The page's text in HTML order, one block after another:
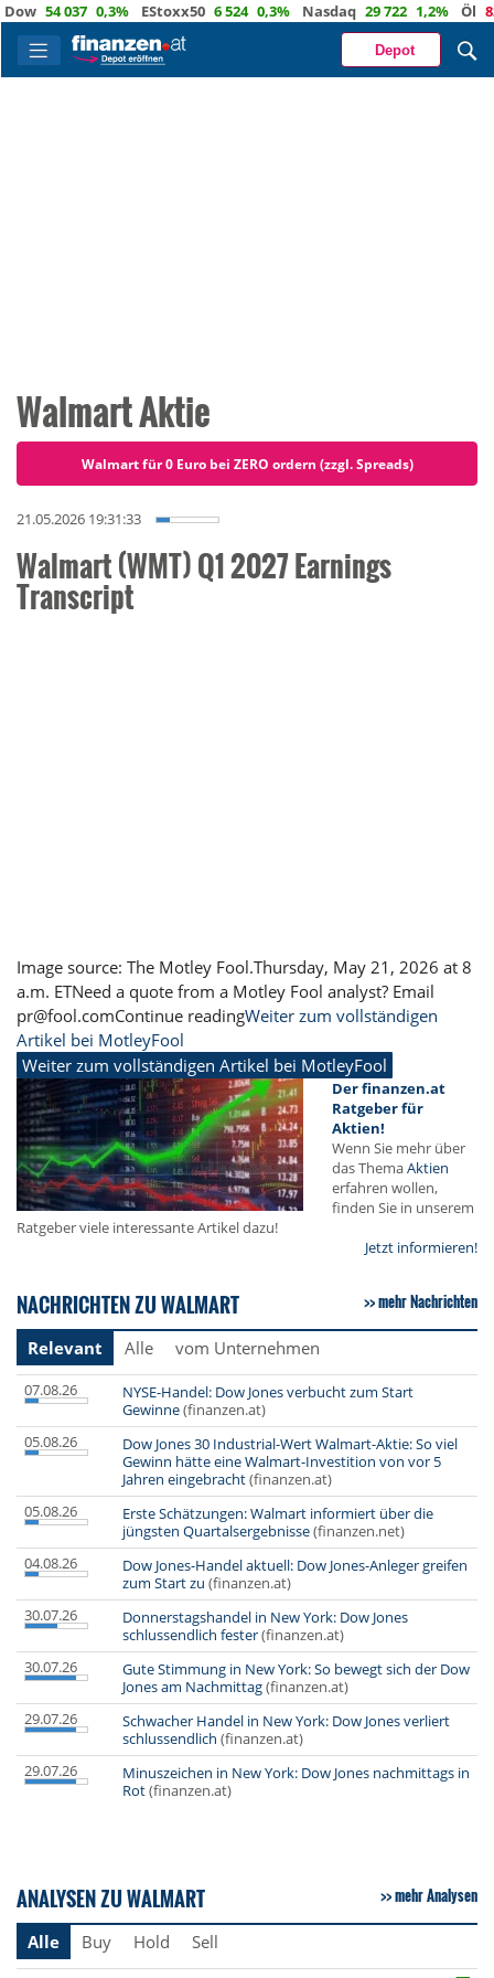
54 037 0,3% EStoxx50 6 524 0,3% Nasdaq 29 722 1,2% Öl 82,1
Depot
Walmart Aktie
Walmart für 0 Euro bei ZERO ordern (zzgl. Spreads)
21.05.2026 19:31:33
Walmart (WMT) Q1 2027 Earnings
Transcript
Image source: The Motley Fool.Thursday, May 21, 2026 at 8
a.m. ETNeed a quote from a Motley Fool analyst? Email
pr@fool.comContinue readingWeiter zum vollständigen
Artikel bei MotleyFool
Weiter zum vollständigen Artikel bei MotleyFool
Der finanzen.at
Ratgeber für
Aktien!
Wenn Sie mehr über
das ThemaAktien
erfahren wollen,
finden Sie in unserem
Ratgeber viele interessante Artikel dazu!
Jetzt informieren!
NACHRICHTEN ZU WALMART mehr Nachrichten
Relevant Alle vom Unternehmen
07.08.26
NYSE-Handel: Dow Jones verbucht zum Start
Gewinne(finanzen.at)
05.08.26
Dow Jones 30 Industrial-Wert Walmart-Aktie: So viel
Gewinn hätte eine Walmart-Investition von vor 5
Jahren eingebracht(finanzen.at)
05.08.26
Erste Schätzungen: Walmart informiert über die
jüngsten Quartalsergebnisse(finanzen.net)
04.08.26
Dow Jones-Handel aktuell: Dow Jones-Anleger greifen
zum Start zu (finanzen.at)
30.07.26
Donnerstagshandel in New York: Dow Jones
schlussendlich fester(finanzen.at)
30.07.26
Gute Stimmung in New York: So bewegt sich der Dow
Jones am Nachmittag(finanzen.at)
29.07.26
Schwacher Handel in New York: Dow Jones verliert
schlussendlich (finanzen.at)
29.07.26
Minuszeichen in New York: Dow Jones nachmittags in
Rot(finanzen.at)
ANALYSEN ZU WALMART mehr Analysen
Alle Buy Hold Sell